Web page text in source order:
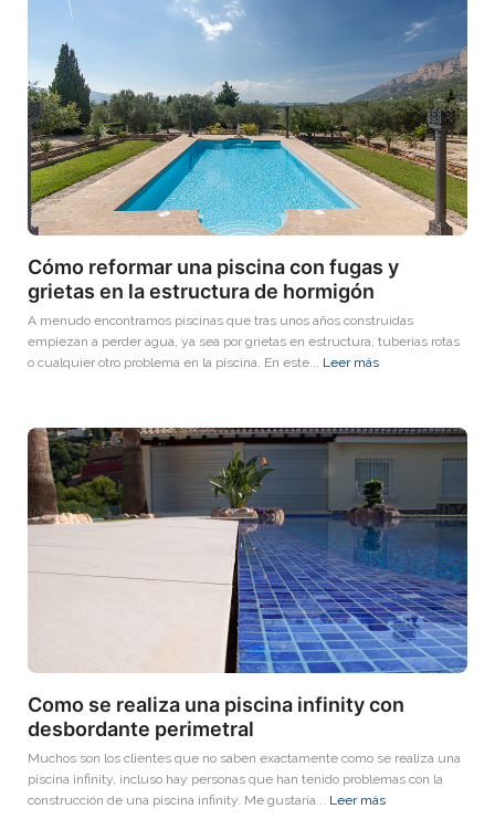
Cómo reformar una piscina con fugas y
grietas en la estructura de hormigón
A menudo encontramos piscinas que tras unos años construidas
empiezan a perder agua, ya sea por grietas en estructura, tuberías rotas
o cualquier otro problema en la piscina. En este... Leer más
Como se realiza una piscina infinity con
desbordante perimetral
Muchos son los clientes que no saben exactamente como se realiza una
piscina infinity, incluso hay personas que han tenido problemas con la
construcción de una piscina infinity. Me gustaría... Leer más